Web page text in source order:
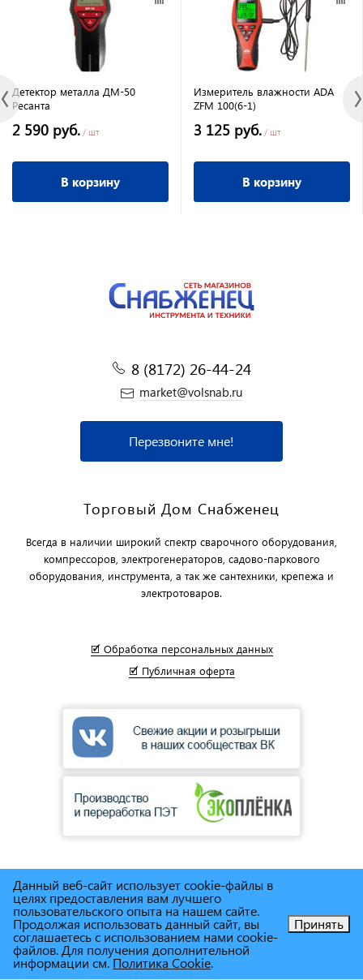
Детектор металла ДМ-50
Ресанта
2 590 руб. / шт
В корзину
Измеритель влажности ADA
ZFM 100(6-1)
3 125 руб. / шт
В корзину
8 (8172) 26-44-24
market@volsnab.ru
Перезвоните мне!
Торговый Дом Снабженец
Всегда в наличии широкий спектр сварочного оборудования,
компрессоров, электрогенераторов, садово-паркового
оборудования, инструмента, а так же сантехники, крепежа и
электротоваров.
🗹 Обработка персональных данных
🗹 Публичная оферта
© Сеть магазинов инструмента и техники
Снабженец"1995г. - 2025г.
Позвоните нам!
Данный веб-сайт использует cookie-файлы в
целях предоставления вам лучшего
пользовательского опыта на нашем сайте.
Продолжая использовать данный сайт, вы
соглашаетесь с использованием нами cookie-
файлов. Для получения дополнительной
информации см.Политика Cookie.
Принять